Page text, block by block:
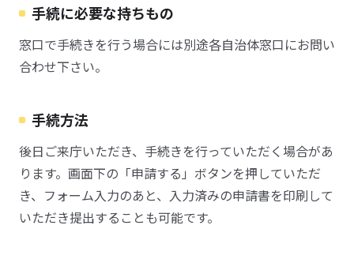
手続に必要な持ちもの
窓口で手続きを行う場合には別途各自治体窓口にお問い
合わせ下さい。
手続方法
後日ご来庁いただき、手続きを行っていただく場合があ
ります。画面下の「申請する」ボタンを押していただ
き、フォーム入力のあと、入力済みの申請書を印刷して
いただき提出することも可能です。